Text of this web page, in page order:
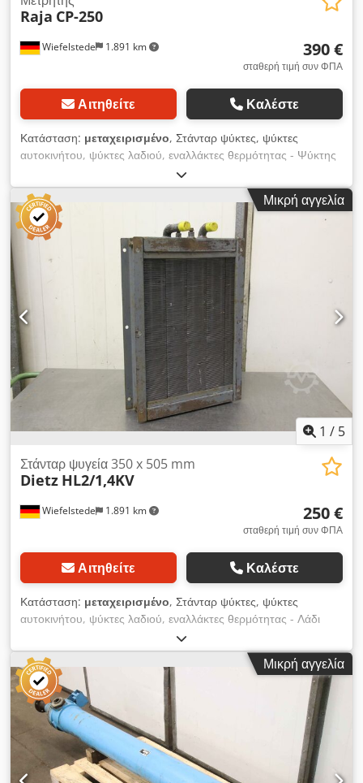
Wiefelstede 1.891 km
Raja CP-250
390 €
σταθερή τιμή συν ΦΠΑ
Αιτηθείτε Καλέστε
Κατάσταση: μεταχειρισμένο, Στάνταρ ψύκτες, ψύκτες
αυτοκινήτου, ψύκτες λαδιού, εναλλάκτες θερμότητας - Ψύκτης
λαδιού - Περιοχή ψύξης: 300 x 300 mm - με: ανεμιστήρα -
Διαστάσεις: 300/160 / H360 mm - Βάρος: 9 kg Dcedsdkx
Syopfx Akbek
Μικρή αγγελία
1 / 5
Wiefelstede 1.891 km
Στάνταρ ψυγεία 350 x 505 mm
Dietz HL2/1,4KV
250 €
σταθερή τιμή συν ΦΠΑ
Αιτηθείτε Καλέστε
Κατάσταση: μεταχειρισμένο, Στάνταρ ψύκτες, ψύκτες
αυτοκινήτου, ψύκτες λαδιού, εναλλάκτες θερμότητας - Λάδι
ψύξης - Μέγ. Πίεση λειτουργίας: bar - Εύρος θερμοκρασίας:
έως 120 ° C - χωρίς ανεμιστήρα - Διαστάσεις: 420/120 / H650
mm - Βάρος: 32 kg Dsdpfxjcx T E Ij Akbeck
Μικρή αγγελία